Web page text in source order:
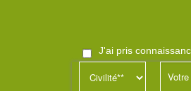
j'ai pris